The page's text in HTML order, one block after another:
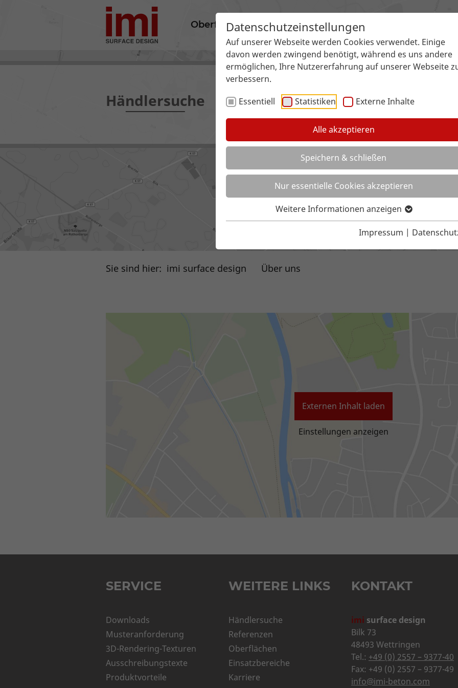
Datenschutzeinstellungen
Auf unserer Webseite werden Cookies verwendet. Einige
davon werden zwingend benötigt, während es uns andere
ermöglichen, Ihre Nutzererfahrung auf unserer Webseite
verbessern.
Essentiell
Statistiken Externe Inhalte
Alle akzeptieren
Speichern & schließen
Nur essentielle Cookies akzeptieren
Weitere Informationen anzeigen
Impressum |
Oberflächen Einsatzbereiche
Händlersuche
Sie sind hier: imi surface design Über uns
Externen Inhalt laden
Einstellungen anzeigen
SERVICE
Downloads
Musteranforderung
3D-Rendering-Texturen
Ausschreibungstexte
Produktvorteile
WEITERE LINKS
Händlersuche
Referenzen
Oberflächen
Einsatzbereiche
Karriere
KONTAKT
imi surface design
Bilk 73
48493 Wettringen
Tel.: +49 (0) 2557 – 9377-40
Fax: +49 (0) 2557 – 9377-49
info@imi-beton.com